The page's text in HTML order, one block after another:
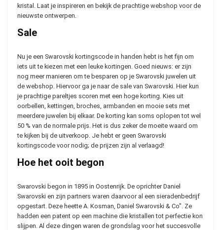
kristal. Laat je inspireren en bekijk de prachtige webshop voor de
nieuwste ontwerpen.
Sale
Nu je een Swarovski kortingscode in handen hebt is het fijn om
iets uit te kiezen met een leuke kortingen. Goed nieuws: er zijn
nog meer manieren om te besparen op je Swarovski juwelen uit
de webshop. Hiervoor ga je naar de sale van Swarovski. Hier kun
je prachtige pareltjes scoren met een hoge korting. Kies uit
oorbellen, kettingen, broches, armbanden en mooie sets met
meerdere juwelen bij elkaar. De korting kan soms oplopen tot wel
50 % van de normale prijs. Het is dus zeker de moeite waard om
te kijken bij de uitverkoop. Je hebt er geen Swarovski
kortingscode voor nodig; de prijzen zijn al verlaagd!
Hoe het ooit begon
Swarovski begon in 1895 in Oostenrijk. De oprichter Daniel
Swarovski en zijn partners waren daarvoor al een sieradenbedrijf
opgestart. Deze heette A. Kosman, Daniel Swarovski & Co". Ze
hadden een patent op een machine die kristallen tot perfectie kon
slijpen. Al deze dingen waren de grondslag voor het succesvolle